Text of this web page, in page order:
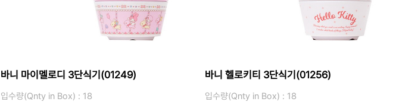
바니 마이멜로디 3단식기(01249)
입수량(Qnty in Box) : 18
바니 헬로키티 3단식기(01256)
입수량(Qnty in Box) : 18